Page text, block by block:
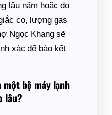
lâu năm hoặc do
co, lượng gas
Ngọc Khang sẽ
xác để báo kết
một bộ máy lạnh
lâu?